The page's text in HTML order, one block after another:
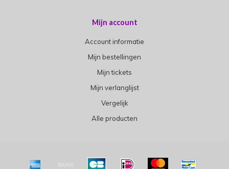
Mijn account
Account informatie
Mijn bestellingen
Mijn tickets
Mijn verlanglijst
Vergelijk
Alle producten